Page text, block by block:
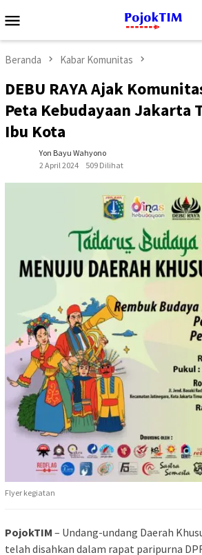
ke
Mobile
Beranda Kabar Komunitas
DEBU RAYA Ajak
Peta Kebudayaan Jakarta
Ibu Kota
Yon Bayu Wahyono
2 April 2024
509 Dilihat
Flyer kegiatan
PojokTIM – Undang-undang Daerah
telah disahkan dalam rapat paripurna